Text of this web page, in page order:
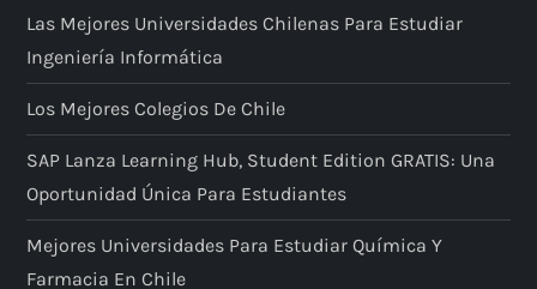
n
t
r
a
d
Las Mejores Universidades Chilenas Para Estudiar
Ingeniería Informática
Los Mejores Colegios De Chile
SAP Lanza Learning Hub, Student Edition GRATIS: Una
Oportunidad Única Para Estudiantes
Mejores Universidades Para Estudiar Química Y
Farmacia En Chile